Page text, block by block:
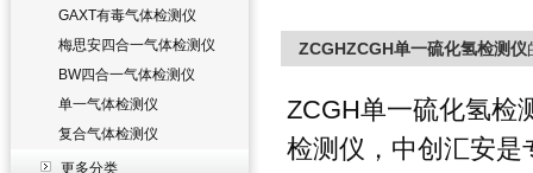
GAXT有毒气体检测仪
梅思安四合一气体检测仪
BW四合一气体检测仪
单一气体检测仪
复合气体检测仪
更多分类
ZCGHZCGH单一硫化氢检测仪
ZCGH单一硫化氢检
检测仪，中创汇安